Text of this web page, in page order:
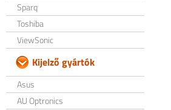
Sparq
Toshiba
ViewSonic
Kijelző gyártók
Asus
AU Optronics